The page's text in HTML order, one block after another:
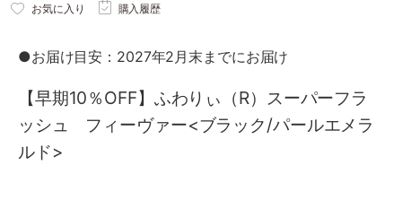
お気に入り 購入履歴
●お届け目安：2027年2月末までにお届け
【早期10％OFF】ふわりぃ（R）スーパーフラ
ッシュ フィーヴァー<ブラック/パールエメラ
ルド>